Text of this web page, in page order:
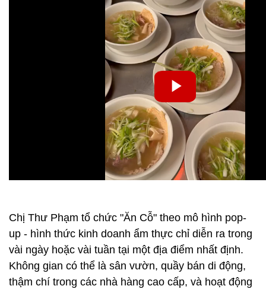
Chị Thư Phạm tổ chức "Ăn Cỗ" theo mô hình pop-
up - hình thức kinh doanh ẩm thực chỉ diễn ra trong
vài ngày hoặc vài tuần tại một địa điểm nhất định.
Không gian có thể là sân vườn, quầy bán di động,
thậm chí trong các nhà hàng cao cấp, và hoạt động